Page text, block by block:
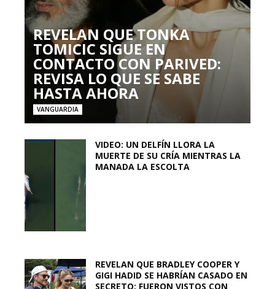
REVELAN QUE TONKA
TOMICIC SIGUE EN
CONTACTO CON PARIVED:
REVISA LO QUE SE SABE
HASTA AHORA
VANGUARDIA
VIDEO: UN DELFÍN LLORA LA
MUERTE DE SU CRÍA MIENTRAS LA
MANADA LA ESCOLTA
REVELAN QUE BRADLEY COOPER Y
GIGI HADID SE HABRÍAN CASADO EN
SECRETO: FUERON VISTOS CON